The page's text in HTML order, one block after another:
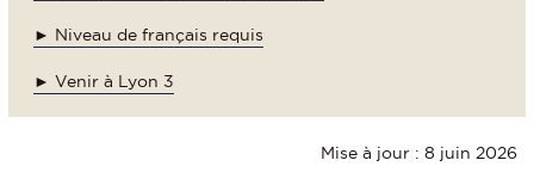
► Niveau de français requis
► Venir à Lyon 3
Mise à jour : 8 juin 2026